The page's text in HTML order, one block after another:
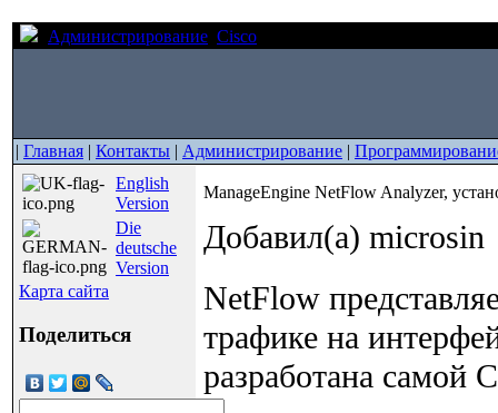
Администрирование Cisco
| Главная | Контакты | Администрирование |
English
Version
Die
deutsche
Version
Карта сайта
Поделиться
ManageEngine NetFlow Analyzer,
Добавил(а) microsin
NetFlow
трафике на
разработана самой